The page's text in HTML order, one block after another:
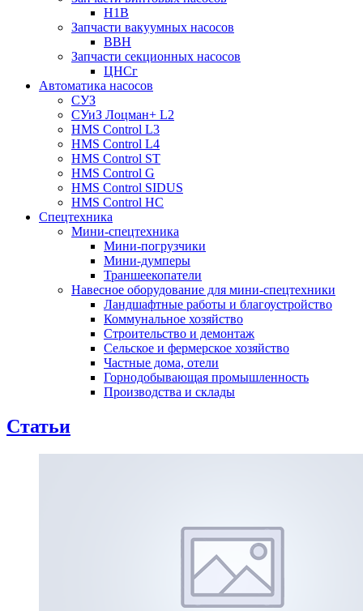
Н1В
Запчасти вакуумных насосов
ВВН
Запчасти секционных насосов
ЦНСг
Автоматика насосов
СУЗ
СУиЗ Лоцман+ L2
HMS Control L3
HMS Control L4
HMS Control ST
HMS Control G
HMS Control SIDUS
HMS Control HC
Спецтехника
Мини-спецтехника
Мини-погрузчики
Мини-думперы
Траншеекопатели
Навесное оборудование для мини-спецтехники
Ландшафтные работы и благоустройство
Коммунальное хозяйство
Строительство и демонтаж
Сельское и фермерское хозяйство
Частные дома, отели
Горнодобывающая промышленность
Производства и склады
Статьи